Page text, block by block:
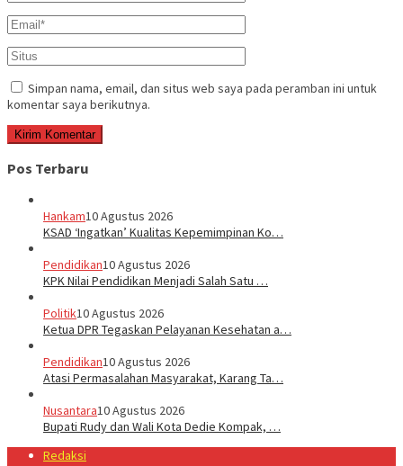
Simpan nama, email, dan situs web saya pada peramban ini untuk
komentar saya berikutnya.
Pos Terbaru
Hankam10 Agustus 2026
KSAD ‘Ingatkan’ Kualitas Kepemimpinan Ko…
Pendidikan10 Agustus 2026
KPK Nilai Pendidikan Menjadi Salah Satu …
Politik10 Agustus 2026
Ketua DPR Tegaskan Pelayanan Kesehatan a…
Pendidikan10 Agustus 2026
Atasi Permasalahan Masyarakat, Karang Ta…
Nusantara10 Agustus 2026
Bupati Rudy dan Wali Kota Dedie Kompak, …
Redaksi